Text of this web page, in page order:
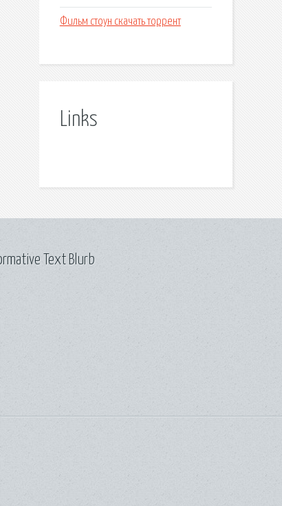
Фильм стоун скачать торрент
Links
Text Blurb